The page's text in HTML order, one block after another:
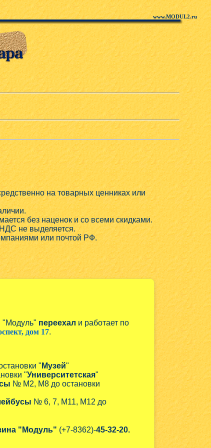
www.MODUL2.ru
на товарных ценниках или
без наценок и со всеми скидками.
не выделяется.
или почтой РФ.
"Модуль" переехал и работает по
дом 17.
" Музей"
"Университетская"
№ М2, М8 до остановки
№ 6, 7, М11, М12 до
"Модуль" (+7-8362)-45-32-20.